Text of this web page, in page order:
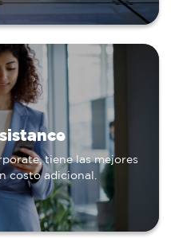
tiene las mejores
costo adicional.